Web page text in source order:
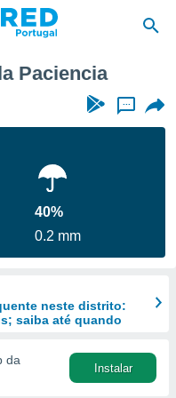
Paciencia
...
40%
0.2 mm
neste distrito:
saiba até quando
da
Instalar